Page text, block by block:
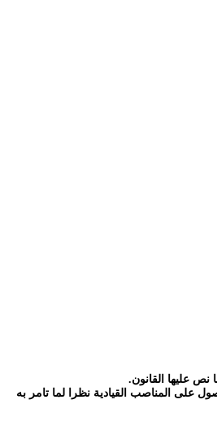
عليها القانون.
على المناصب القيادية نظرا لما تامر به